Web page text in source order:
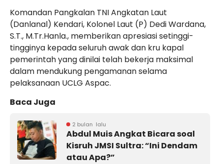
Komandan Pangkalan TNI Angkatan Laut
(Danlanal) Kendari, Kolonel Laut (P) Dedi Wardana,
S.T., M.Tr.Hanla., memberikan apresiasi setinggi-
tingginya kepada seluruh awak dan kru kapal
pemerintah yang dinilai telah bekerja maksimal
dalam mendukung pengamanan selama
pelaksanaan UCLG Aspac.
Baca Juga
2 bulan lalu
Abdul Muis Angkat Bicara soal
Kisruh JMSI Sultra: “Ini Dendam
atau Apa?”